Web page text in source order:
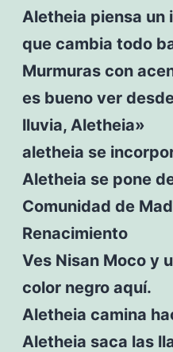
Aletheia piensa un
que cambia todo
Murmuras con
es bueno ver
lluvia, Aletheia»
aletheia se
Aletheia se pone
Comunidad de
Renacimiento
Ves Nisan Moco y
color negro aquí.
Aletheia camina
Aletheia saca las